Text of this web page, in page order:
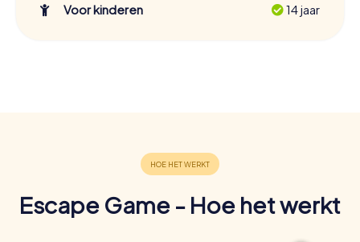
Voor kinderen
14 jaar
Escape Game - Hoe het werkt